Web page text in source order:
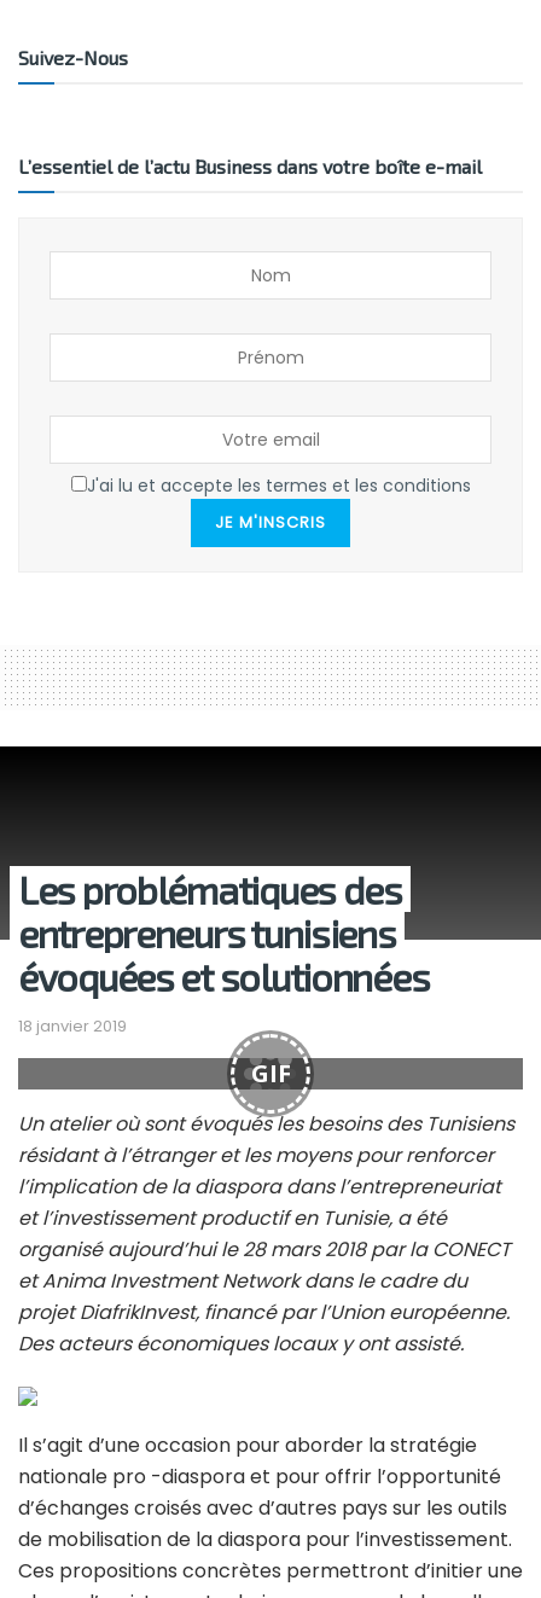
Suivez-Nous
L’essentiel de l’actu Business dans votre boîte e-mail
J'ai lu et accepte les termes et les conditions
JE M'INSCRIS
Les problématiques des
entrepreneurs tunisiens
évoquées et solutionnées
18 janvier 2019
GIF
Un atelier où sont évoqués les besoins des Tunisiens
résidant à l’étranger et les moyens pour renforcer
l’implication de la diaspora dans l’entrepreneuriat
et l’investissement productif en Tunisie, a été
organisé aujourd’hui le 28 mars 2018 par la CONECT
et Anima Investment Network dans le cadre du
projet DiafrikInvest, financé par l’Union européenne.
Des acteurs économiques locaux y ont assisté.
Il s’agit d’une occasion pour aborder la stratégie
nationale pro -diaspora et pour offrir l’opportunité
d’échanges croisés avec d’autres pays sur les outils
de mobilisation de la diaspora pour l’investissement.
Ces propositions concrètes permettront d’initier une